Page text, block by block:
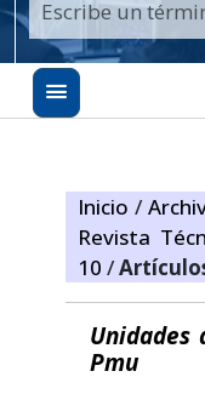
Inicio /
Revista
10 /
Unidades
Pmu